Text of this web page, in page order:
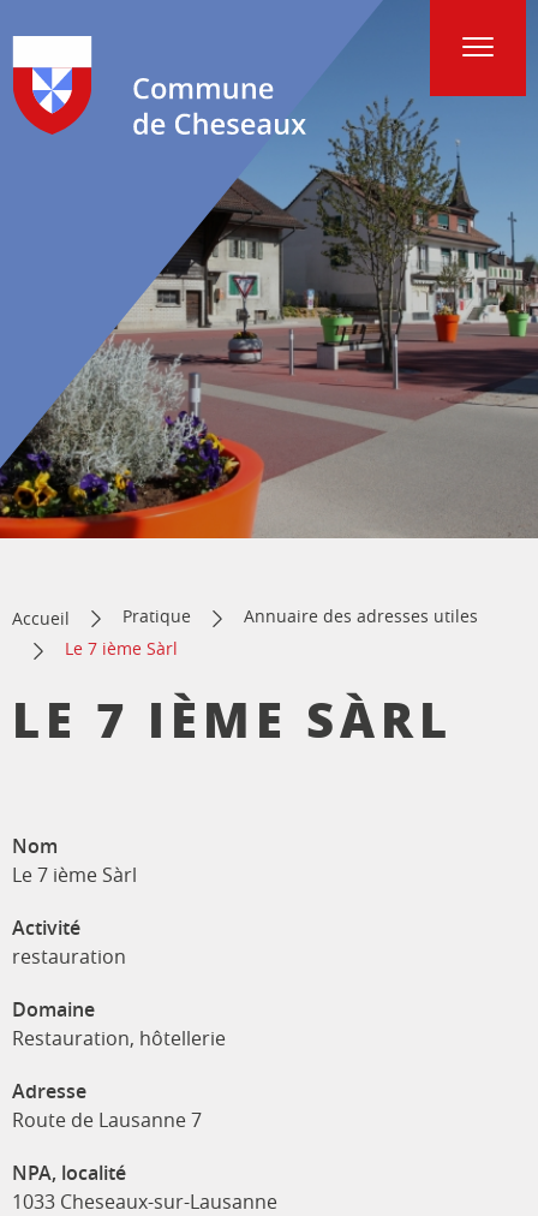
Accueil Pratique
Annuaire des adresses utiles
Le 7 ième Sàrl
LE 7 IÈME SÀRL
Nom
Le 7 ième Sàrl
Activité
restauration
Domaine
Restauration, hôtellerie
Adresse
Route de Lausanne 7
NPA, localité
1033 Cheseaux-sur-Lausanne